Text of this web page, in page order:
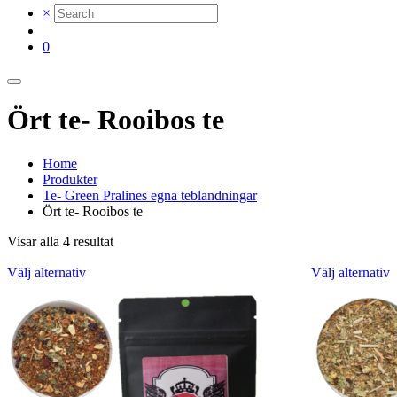
×
0
Ört te- Rooibos te
Home
Produkter
Te- Green Pralines egna teblandningar
Ört te- Rooibos te
Visar alla 4 resultatSortera
Välj alternativDen
produkten
har
flera
varianter.
De
olika
Välj alternativ